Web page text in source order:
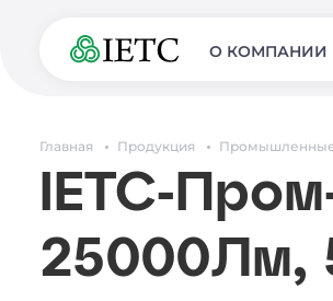
О КОМПАНИИ
Главная Продукция Промышленные
IETC-
25000Лм,